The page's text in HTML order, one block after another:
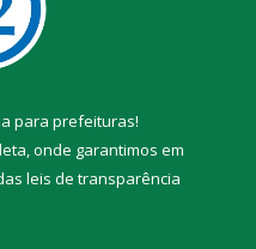
para prefeituras!
onde garantimos em
leis de transparência